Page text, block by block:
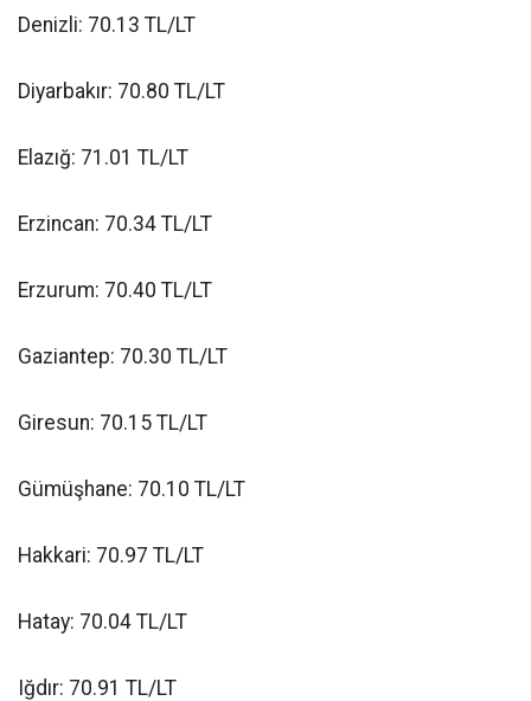
Denizli: 70.13 TL/LT
Diyarbakır: 70.80 TL/LT
Elazığ: 71.01 TL/LT
Erzincan: 70.34 TL/LT
Erzurum: 70.40 TL/LT
Gaziantep: 70.30 TL/LT
Giresun: 70.15 TL/LT
Gümüşhane: 70.10 TL/LT
Hakkari: 70.97 TL/LT
Hatay: 70.04 TL/LT
Iğdır: 70.91 TL/LT